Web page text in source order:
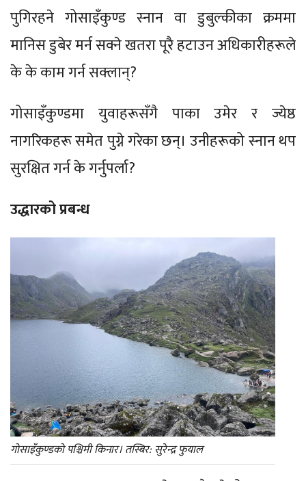
पुगिरहने गोसाइँकुण्ड स्नान वा डुबुल्कीका क्रममा
मानिस डुबेर मर्न सक्ने खतरा पूरै हटाउन अधिकारीहरूले
के के काम गर्न सक्लान्?
गोसाइँकुण्डमा युवाहरूसँगै पाका उमेर र ज्येष्ठ
नागरिकहरू समेत पुग्ने गरेका छन्। उनीहरूको स्नान थप
सुरक्षित गर्न के गर्नुपर्ला?
उद्धारको प्रबन्ध
गोसाइँकुण्डको पश्चिमी किनार। तस्बिर: सुरेन्द्र फुयाल